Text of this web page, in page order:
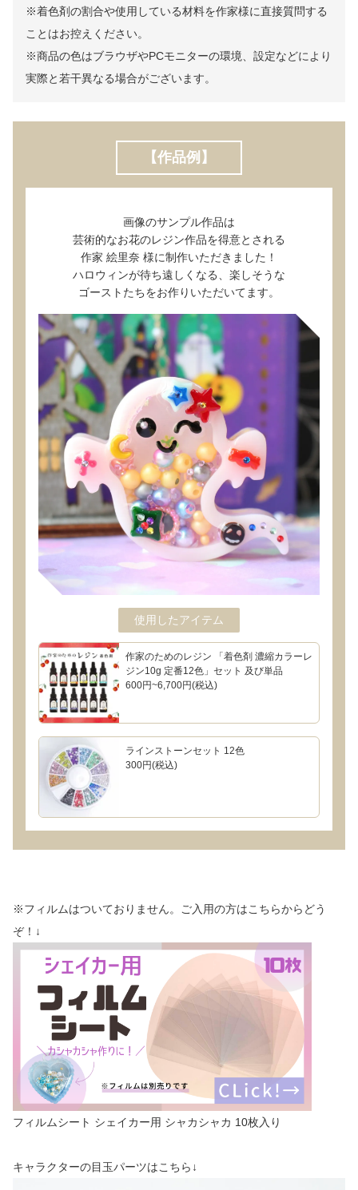
※着色剤の割合や使用している材料を作家様に直接質問する
ことはお控えください。
※商品の色はブラウザやPCモニターの環境、設定などにより
実際と若干異なる場合がございます。
【作品例】
画像のサンプル作品は
芸術的なお花のレジン作品を得意とされる
作家 絵里奈 様に制作いただきました！
ハロウィンが待ち遠しくなる、楽しそうな
ゴーストたちをお作りいただいてます。
使用したアイテム
作家のためのレジン 「着色剤 濃縮カラーレ
ジン10g 定番12色」セット 及び単品
600円~6,700円(税込)
ラインストーンセット 12色
300円(税込)
※フィルムはついておりません。ご入用の方はこちらからどう
ぞ！↓
フィルムシート シェイカー用 シャカシャカ 10枚入り
キャラクターの目玉パーツはこちら↓